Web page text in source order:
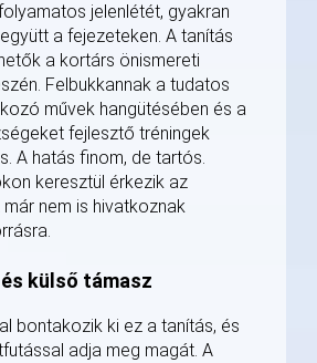
jelenlétét, gyakran
a fejezeteken. A tanítás
a kortárs önismereti
Felbukkannak a tudatos
művek hangütésében és a
fejlesztő tréningek
A hatás finom, de tartós.
keresztül érkezik az
nem is hivatkoznak
külső támasz
bontakozik ki ez a tanítás, és
adja meg magát. A